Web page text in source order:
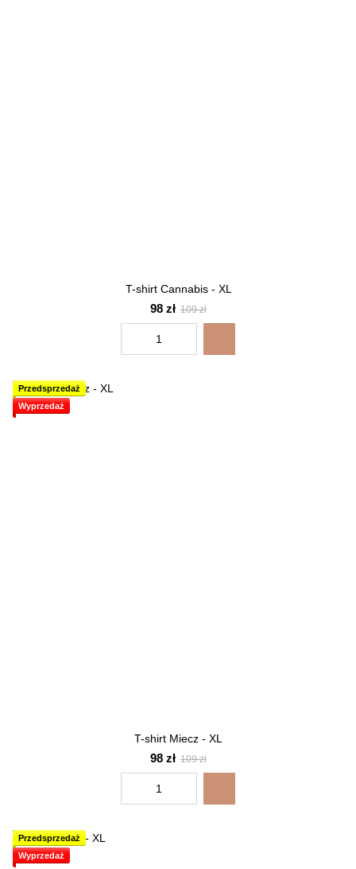
T-shirt Cannabis - XL
98 zł 109 zł
Przedsprzedaż
Wyprzedaż
T-shirt Miecz - XL
98 zł 109 zł
Przedsprzedaż
Wyprzedaż